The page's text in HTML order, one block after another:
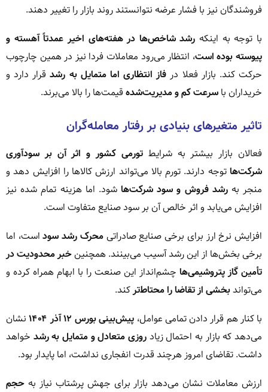
فروشندگان نیز با فشار عرضه نتوانستند روند بازار را تغییر دهند.
با توجه به اینکه رشد شاخص‌ها در هفته‌های اخیر عمدتاً آهسته و
پیوسته بوده است، انتظار می‌رود معاملات فردا نیز در همین چارچوب
حرکت کند. بازار فعلا در فاز انتظاری اما متمایل به رشدقرار دارد و
خریداران با سرعت کم و مدیریت‌شده قیمت‌ها را بالا می‌برند.
تاثیر متغیرهای بنیادی بر رفتار معامله‌گران
فعالان بازار بیشتر به شرایطتورمی کشور و اثر آن بر سودآوری
شرکت‌ها توجه دارند. تورم بالا می‌تواند ارزش کالاها را افزایش دهد و
منجر بهرشد فروش و سود شرکت‌ها شود. اما هزینه تمام شده نیز
افزایش می‌یابد و اثر خالص آن بر سود صنایع متفاوت است.
افزایش نرخ ارز برای برخی صنایع صادراتیمحرک رشد سوداست، اما
برخی بخش‌ها از این رشد آسیب می‌بینند. همچنینخبر محدودیت در
تأمین گاز پتروشیمی‌ها چشم‌انداز این صنعت را با ابهام همراه کرده و
می‌تواندبخشی از تقاضا را محتاط‌تر کند.
با کنار هم قرار دادن تمامی عوامل، پیش‌بینی بورس ۱۲ آذر ۱۴۰۴
نشان
می‌دهد که بازار به احتمال زیاد روزی متعادل و متمایل به رشد خواهد
داشت. تقاضای امروز هرچند قدرت انفجاری نداشت، اما پایدار بود.
ارزش معاملات نشان می‌دهد بازار برای جهش پرشتاب نیاز به حجم